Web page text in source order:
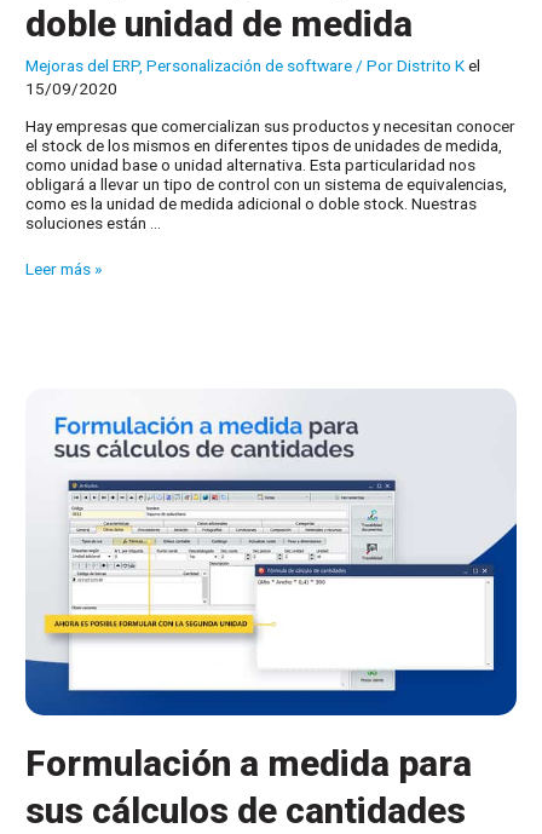
doble unidad de medida
Mejoras del ERP,Personalización de software / PorDistrito Kel
15/09/2020
Hay empresas que comercializan sus productos y necesitan conocer
el stock de los mismos en diferentes tipos de unidades de medida,
como unidad base o unidad alternativa. Esta particularidad nos
obligará a llevar un tipo de control con un sistema de equivalencias,
como es la unidad de medida adicional o doble stock. Nuestras
soluciones están …
Múltiples
Leer más »
Formulación a medida para
sus cálculos de cantidades